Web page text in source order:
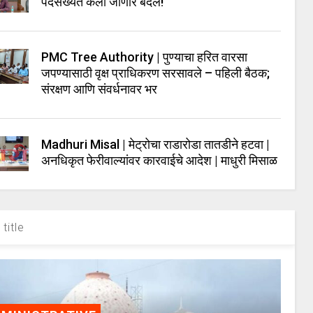
PMC Tree Authority | पुण्याचा हरित वारसा
जपण्यासाठी वृक्ष प्राधिकरण सरसावले – पहिली बैठक;
संरक्षण आणि संवर्धनावर भर
Madhuri Misal | मेट्रोचा राडारोडा तातडीने हटवा |
अनधिकृत फेरीवाल्यांवर कारवाईचे आदेश | माधुरी मिसाळ